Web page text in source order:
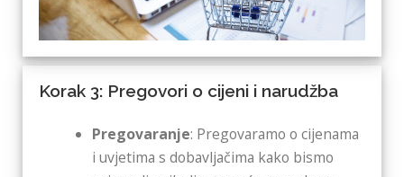
Korak 3: Pregovori o cijeni i narudžba
Pregovaranje: Pregovaramo o cijenama
i uvjetima s dobavljačima kako bismo